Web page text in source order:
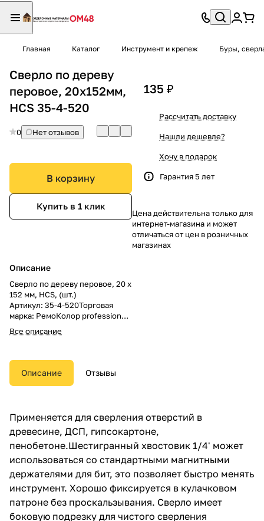
Главная Каталог Инструмент и крепеж Буры,
Сверло по дереву
перовое, 20х152мм,
HCS 35-4-520
0 Нет отзывов
В корзину
Купить в 1 клик
Описание
Сверло по дереву перовое, 20 х
152 мм, HCS, (шт.)
Артикул: 35-4-520Торговая
марка: РемоКолор professional
В упаковке: 75 шт.
В коробке: 300 шт.
Вес: 0.04кг
Все описание
135 ₽
Рассчитать доставку
Нашли дешевле?
Хочу в подарок
Гарантия 5 лет
Цена действительна только для
интернет-магазина и может
отличаться от цен в розничных
магазинах
Описание Отзывы
Применяется для сверления отверстий в
древесине, ДСП, гипсокартоне,
пенобетоне.Шестигранный хвостовик 1/4' может
использоваться со стандартными магнитными
держателями для бит, это позволяет быстро менять
инструмент. Хорошо фиксируется в кулачковом
патроне без проскальзывания. Сверло имеет
боковую подрезку для чистого сверления